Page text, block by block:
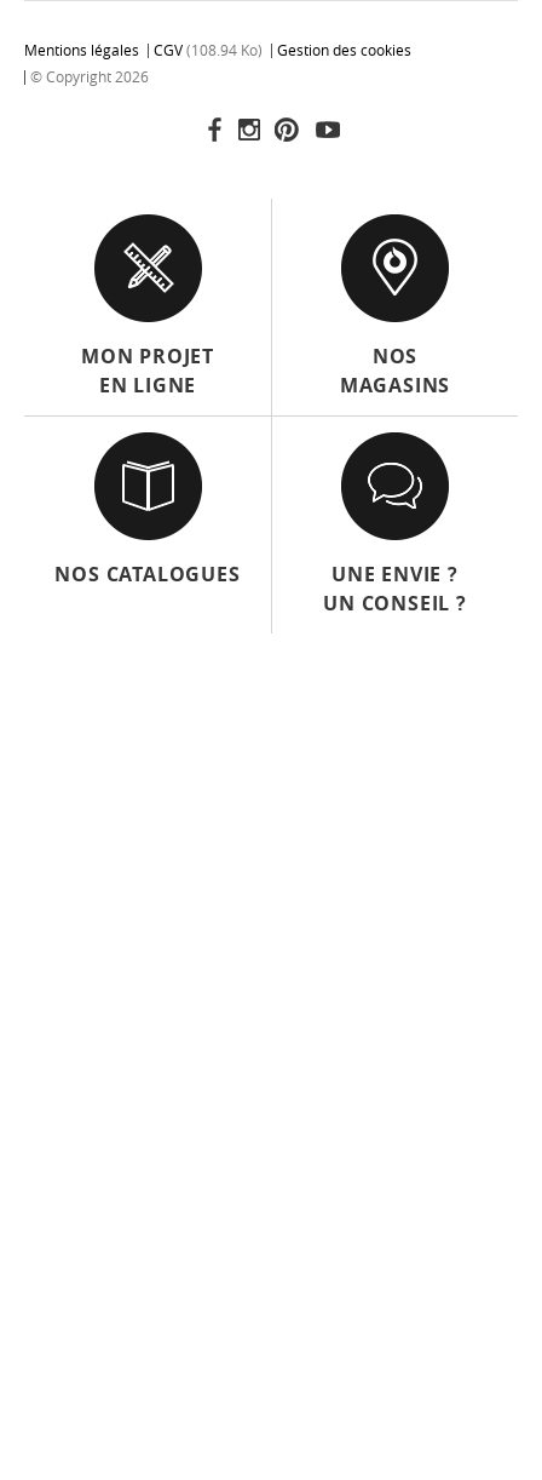
Mentions légales CGV (108.94 Ko)
Gestion des cookies
© Copyright 2026
MON PROJET
EN LIGNE
NOS
MAGASINS
NOS CATALOGUES
UNE ENVIE ?
UN CONSEIL ?